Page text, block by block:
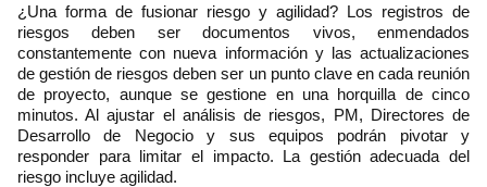
¿Una forma de fusionar riesgo y agilidad? Los registros de
riesgos deben ser documentos vivos, enmendados
constantemente con nueva información y las actualizaciones
de gestión de riesgos deben ser un punto clave en cada reunión
de proyecto, aunque se gestione en una horquilla de cinco
minutos. Al ajustar el análisis de riesgos, PM, Directores de
Desarrollo de Negocio y sus equipos podrán pivotar y
responder para limitar el impacto. La gestión adecuada del
riesgo incluye agilidad.